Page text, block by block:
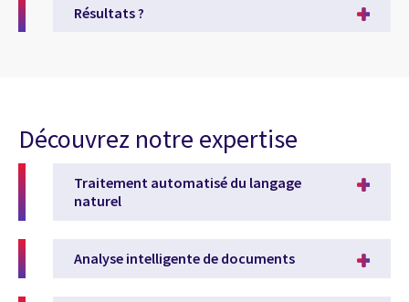
Résultats ?
Découvrez notre expertise
Traitement automatisé du langage
naturel
Analyse intelligente de documents